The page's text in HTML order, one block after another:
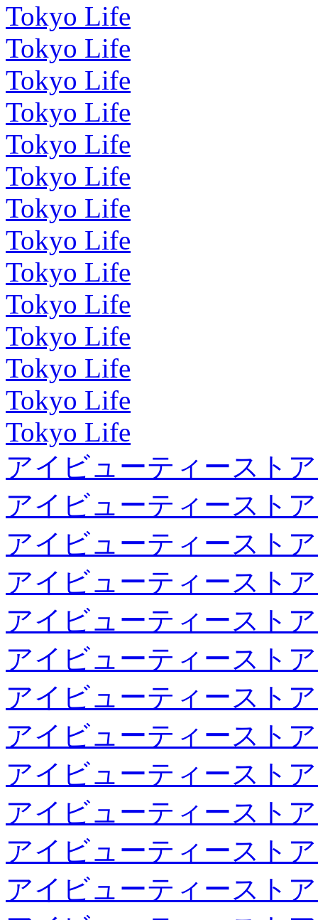
Tokyo Life
Tokyo Life
Tokyo Life
Tokyo Life
Tokyo Life
Tokyo Life
Tokyo Life
Tokyo Life
Tokyo Life
Tokyo Life
Tokyo Life
Tokyo Life
Tokyo Life
Tokyo Life
アイビューティースト
アイビューティースト
アイビューティースト
アイビューティースト
アイビューティースト
アイビューティースト
アイビューティースト
アイビューティースト
アイビューティースト
アイビューティースト
アイビューティースト
アイビューティースト